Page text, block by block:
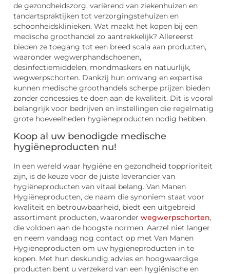
de gezondheidszorg, variërend van ziekenhuizen en
tandartspraktijken tot verzorgingstehuizen en
schoonheidsklinieken. Wat maakt het kopen bij een
medische groothandel zo aantrekkelijk? Allereerst
bieden ze toegang tot een breed scala aan producten,
waaronder wegwerphandschoenen,
desinfectiemiddelen, mondmaskers en natuurlijk,
wegwerpschorten. Dankzij hun omvang en expertise
kunnen medische groothandels scherpe prijzen bieden
zonder concessies te doen aan de kwaliteit. Dit is vooral
belangrijk voor bedrijven en instellingen die regelmatig
grote hoeveelheden hygiëneproducten nodig hebben.
Koop al uw benodigde medische
hygiëneproducten nu!
In een wereld waar hygiëne en gezondheid topprioriteit
zijn, is de keuze voor de juiste leverancier van
hygiëneproducten van vitaal belang. Van Manen
Hygiëneproducten, de naam die synoniem staat voor
kwaliteit en betrouwbaarheid, biedt een uitgebreid
assortiment producten, waaronder wegwerpschorten,
die voldoen aan de hoogste normen. Aarzel niet langer
en neem vandaag nog contact op met Van Manen
Hygiëneproducten om uw hygiëneproducten in te
kopen. Met hun deskundig advies en hoogwaardige
producten bent u verzekerd van een hygiënische en